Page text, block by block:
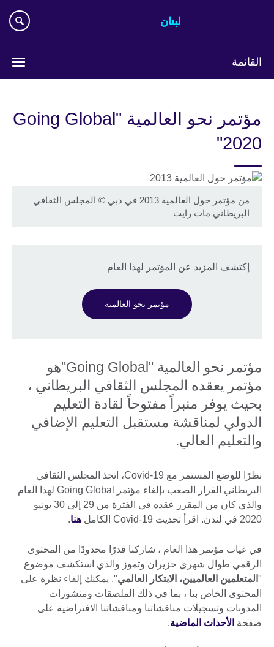
لبنان
القائمة
language
مؤتمر نحو العالمية "Going Global
2020"
من مؤتمر حول العالمية 2013 في دبي © المجلس الثقافي
البريطاني مات رايت
إكتشف المزيد عن المؤتمر لهذا العام
مؤتمر نحو العالمية
مؤتمر نحو العالمية "Going Global"هو
مؤتمر يعقده المجلس الثقافي البريطاني ،
بحيث يوفر منبراً مفتوحاً لقادة التعليم
الدولي لمناقشة مستقبل التعليم الإضافي
والتعليم العالي.
نظرًا للوضع المستمر مع Covid-19، اتخذ المجلس الثقافي
البريطاني القرار الصعب بإلغاء مؤتمر Going Global لهذا العام
والذي كان من المقرر عقده في الفترة من 29 إلى 30 يونيو
2020 في لندن. اقرأ تحديث Covid-19 الكامل
هنا.
في غياب مؤتمر هذا العام ، شاركنا قدرًا محدودًا من المحتوى
الرقمي طوال شهري حزيران وتموز والذي استكشف موضوع
" المتعلمين العالميين، الابتكار العالمي". يمكنك إلقاء نظرة على
المحتوى الخاص بنا ، بما في ذلك الملصقات ومنشورات
المدونات وتسجيلات مناقشاتنا ومناقشاتنا الافتراضية على
صفحة الأحداث الماضية.